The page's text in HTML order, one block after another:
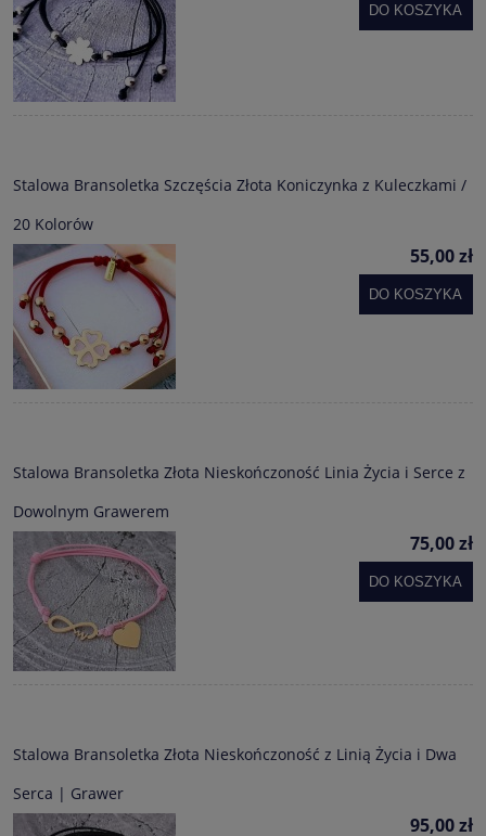
DO KOSZYKA
Stalowa Bransoletka Szczęścia Złota Koniczynka z Kuleczkami /
20 Kolorów
55,00 zł
DO KOSZYKA
Stalowa Bransoletka Złota Nieskończoność Linia Życia i Serce z
Dowolnym Grawerem
75,00 zł
DO KOSZYKA
Stalowa Bransoletka Złota Nieskończoność z Linią Życia i Dwa
Serca | Grawer
95,00 zł